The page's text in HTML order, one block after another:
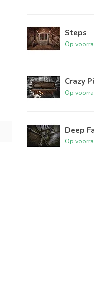
Steps
Op
Crazy
Op
Deep
Op